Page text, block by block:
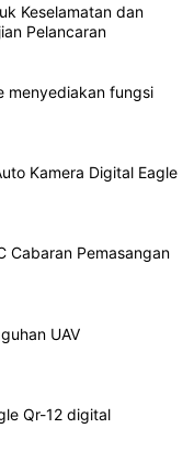
Keselamatan dan
Pelancaran
menyediakan fungsi
Kamera Digital Eagle
Cabaran Pemasangan
UAV
Qr-12 digital